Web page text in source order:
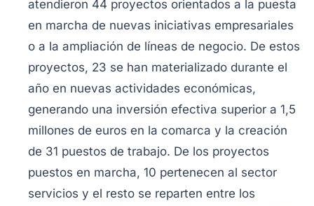
atendieron 44 proyectos orientados a la puesta
en marcha de nuevas iniciativas empresariales
o a la ampliación de líneas de negocio. De estos
proyectos, 23 se han materializado durante el
año en nuevas actividades económicas,
generando una inversión efectiva superior a 1,5
millones de euros en la comarca y la creación
de 31 puestos de trabajo. De los proyectos
puestos en marcha, 10 pertenecen al sector
servicios y el resto se reparten entre los